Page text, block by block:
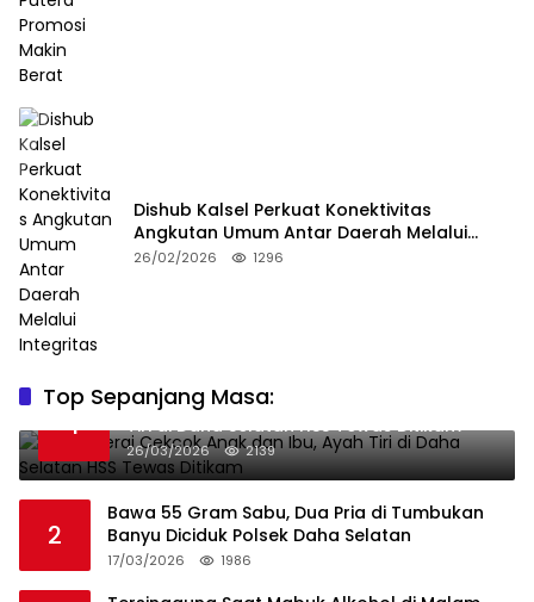
Dishub Kalsel Perkuat Konektivitas
Angkutan Umum Antar Daerah Melalui
Integritas
26/02/2026 1296
Top Sepanjang Masa:
1
Niat Melerai Cekcok Anak dan Ibu, Ayah
Tiri di Daha Selatan HSS Tewas Ditikam
26/03/2026 2139
2
Bawa 55 Gram Sabu, Dua Pria di Tumbukan
Banyu Diciduk Polsek Daha Selatan
17/03/2026 1986